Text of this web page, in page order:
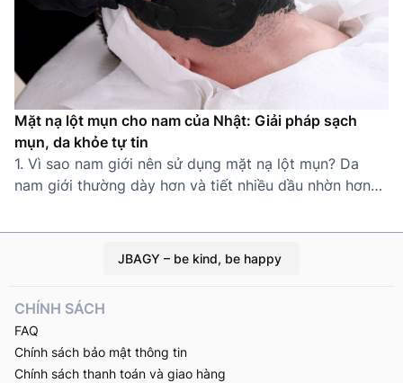
Mặt nạ lột mụn cho nam của Nhật: Giải pháp sạch
mụn, da khỏe tự tin
1. Vì sao nam giới nên sử dụng mặt nạ lột mụn? Da
nam giới thường dày hơn và tiết nhiều dầu nhờn hơn
thành mụn cám, mụn đầu đen. Thói quen sinh hoạt bận
rộn, ít chăm sóc da càng làm tình […]
JBAGY – be kind, be happy
CHÍNH SÁCH
FAQ
Chính sách bảo mật thông tin
Chính sách thanh toán và giao hàng